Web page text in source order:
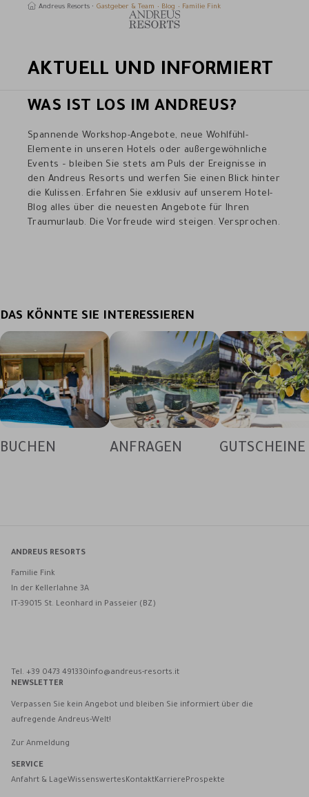
Andreus Resorts Gastgeber & Team Blog Familie Fink
AKTUELL UND INFORMIERT
WAS IST LOS IM ANDREUS?
Spannende Workshop-Angebote, neue Wohlfühl-
Elemente in unseren Hotels oder außergewöhnliche
Events – bleiben Sie stets am Puls der Ereignisse in
den Andreus Resorts und werfen Sie einen Blick hinter
die Kulissen. Erfahren Sie exklusiv auf unserem Hotel-
Blog alles über die neuesten Angebote für Ihren
Traumurlaub. Die Vorfreude wird steigen. Versprochen.
DAS KÖNNTE SIE INTERESSIEREN
BUCHEN ANFRAGEN GUTSCHEINE
ANDREUS RESORTS
Familie Fink
In der Kellerlahne 3A
IT-39015 St. Leonhard in Passeier (BZ)
Tel. +39 0473 491330info@andreus-resorts.it
NEWSLETTER
Verpassen Sie kein Angebot und bleiben Sie informiert über die
aufregende Andreus-Welt!
Zur Anmeldung
SERVICE
Anfahrt & LageWissenswertesKontaktKarriereProspekte